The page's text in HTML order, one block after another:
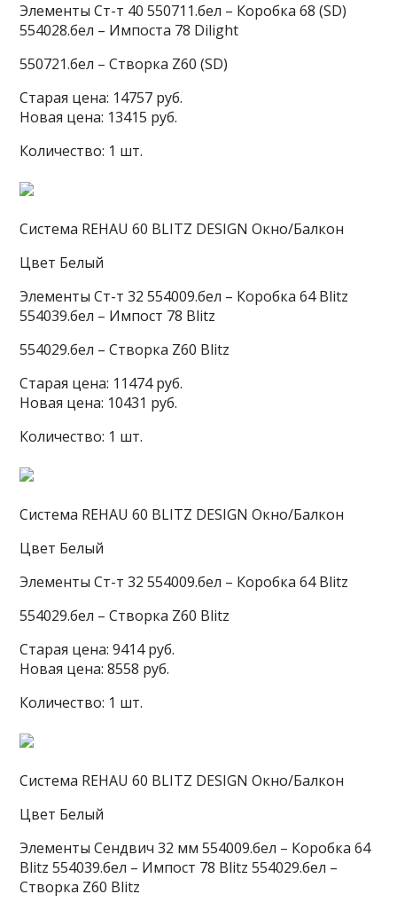
Элементы Ст-т 40 550711.бел – Коробка 68 (SD)
554028.бел – Импоста 78 Dilight
550721.бел – Створка Z60 (SD)
Старая цена: 14757 руб.
Новая цена: 13415 руб.
Количество: 1 шт.
Система REHAU 60 BLITZ DESIGN Окно/Балкон
Цвет Белый
Элементы Ст-т 32 554009.бел – Коробка 64 Blitz
554039.бел – Импост 78 Blitz
554029.бел – Cтворка Z60 Blitz
Старая цена: 11474 руб.
Новая цена: 10431 руб.
Количество: 1 шт.
Система REHAU 60 BLITZ DESIGN Окно/Балкон
Цвет Белый
Элементы Ст-т 32 554009.бел – Коробка 64 Blitz
554029.бел – Cтворка Z60 Blitz
Старая цена: 9414 руб.
Новая цена: 8558 руб.
Количество: 1 шт.
Система REHAU 60 BLITZ DESIGN Окно/Балкон
Цвет Белый
Элементы Сендвич 32 мм 554009.бел – Коробка 64
Blitz 554039.бел – Импост 78 Blitz 554029.бел –
Cтворка Z60 Blitz